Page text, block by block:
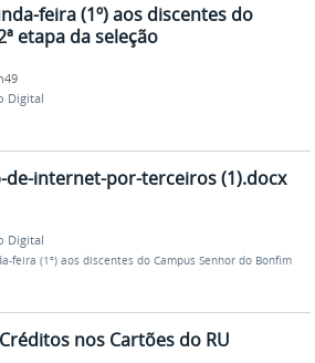
feira (1º) aos discentes do
etapa da seleção
Digital
internet-por-terceiros (1).docx
Digital
feira (1º) aos discentes do Campus Senhor do Bonfim
nos Cartões do RU